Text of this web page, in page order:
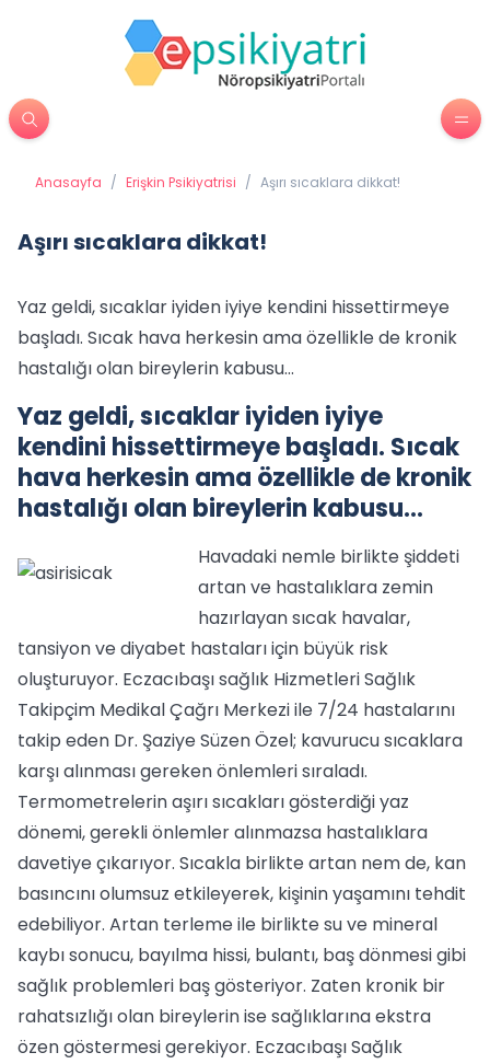
Anasayfa / Erişkin Psikiyatrisi / Aşırı sıcaklara dikkat!
Aşırı sıcaklara dikkat!
Yaz geldi, sıcaklar iyiden iyiye kendini hissettirmeye
başladı. Sıcak hava herkesin ama özellikle de kronik
hastalığı olan bireylerin kabusu...
Yaz geldi, sıcaklar iyiden iyiye
kendini hissettirmeye başladı. Sıcak
hava herkesin ama özellikle de kronik
hastalığı olan bireylerin kabusu...
Havadaki nemle birlikte şiddeti
artan ve hastalıklara zemin
hazırlayan sıcak havalar,
tansiyon ve diyabet hastaları için büyük risk
oluşturuyor. Eczacıbaşı sağlık Hizmetleri Sağlık
Takipçim Medikal Çağrı Merkezi ile 7/24 hastalarını
takip eden Dr. Şaziye Süzen Özel; kavurucu sıcaklara
karşı alınması gereken önlemleri sıraladı.
Termometrelerin aşırı sıcakları gösterdiği yaz
dönemi, gerekli önlemler alınmazsa hastalıklara
davetiye çıkarıyor. Sıcakla birlikte artan nem de, kan
basıncını olumsuz etkileyerek, kişinin yaşamını tehdit
edebiliyor. Artan terleme ile birlikte su ve mineral
kaybı sonucu, bayılma hissi, bulantı, baş dönmesi gibi
sağlık problemleri baş gösteriyor. Zaten kronik bir
rahatsızlığı olan bireylerin ise sağlıklarına ekstra
özen göstermesi gerekiyor. Eczacıbaşı Sağlık